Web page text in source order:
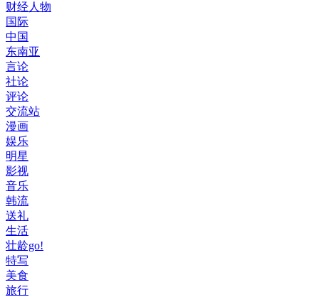
财经人物
国际
中国
东南亚
言论
社论
评论
交流站
漫画
娱乐
明星
影视
音乐
韩流
送礼
生活
壮龄go!
特写
美食
旅行